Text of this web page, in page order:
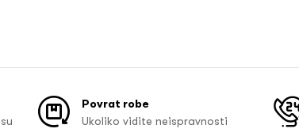
Povrat robe
Ukoliko vidite neispravnosti